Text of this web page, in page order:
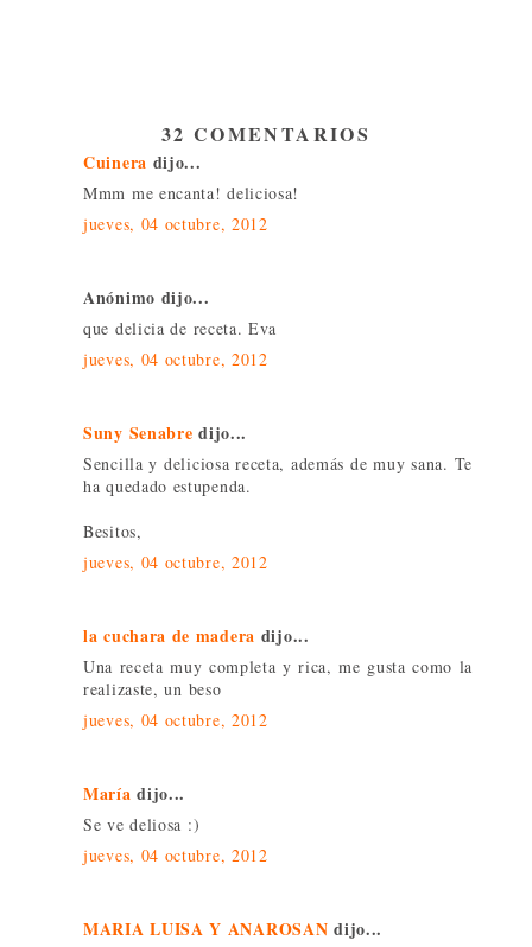
32 COMENTARIOS
Cuinera dijo...
Mmm me encanta! deliciosa!
jueves, 04 octubre, 2012
Anónimo dijo...
que delicia de receta. Eva
jueves, 04 octubre, 2012
Suny Senabre dijo...
Sencilla y deliciosa receta, además de muy sana. Te
ha quedado estupenda.
Besitos,
jueves, 04 octubre, 2012
la cuchara de madera dijo...
Una receta muy completa y rica, me gusta como la
realizaste, un beso
jueves, 04 octubre, 2012
María dijo...
Se ve deliosa :)
jueves, 04 octubre, 2012
MARIA LUISA Y ANAROSAN dijo...